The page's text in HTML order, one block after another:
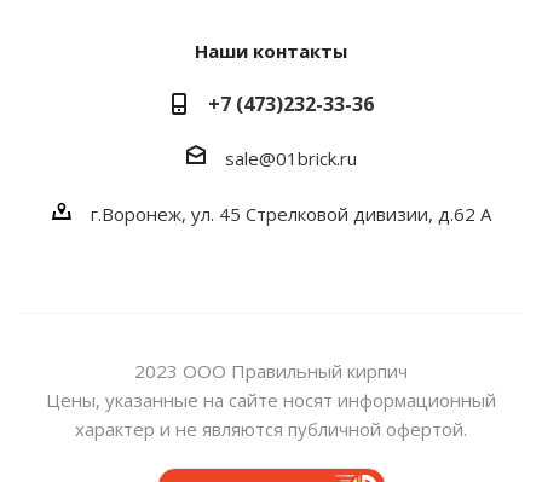
Наши контакты
+7 (473)232-33-36
sale@01brick.ru
г.Воронеж, ул. 45 Стрелковой дивизии, д.62 А
2023 ООО Правильный кирпич
Цены, указанные на сайте носят информационный
характер и не являются публичной офертой.